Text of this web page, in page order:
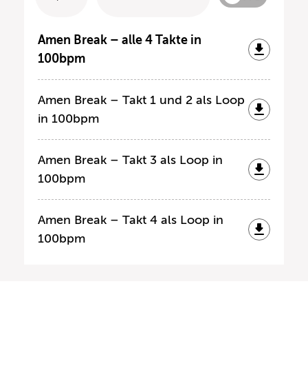
Amen Break – alle 4 Takte in
100bpm
Amen Break – Takt 1 und 2 als Loop
in 100bpm
Amen Break – Takt 3 als Loop in
100bpm
Amen Break – Takt 4 als Loop in
100bpm